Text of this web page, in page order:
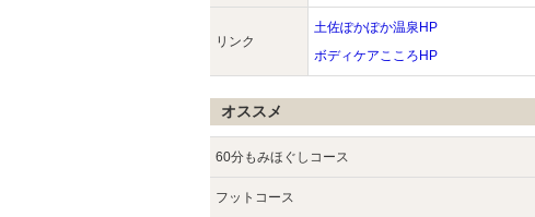
リンク
土佐ぽかぽか温泉HP
ボディケアこころHP
オススメ
60分もみほぐしコース
フットコース